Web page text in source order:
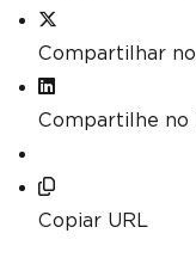
Compartilhar
Compartilhe no
Copiar URL